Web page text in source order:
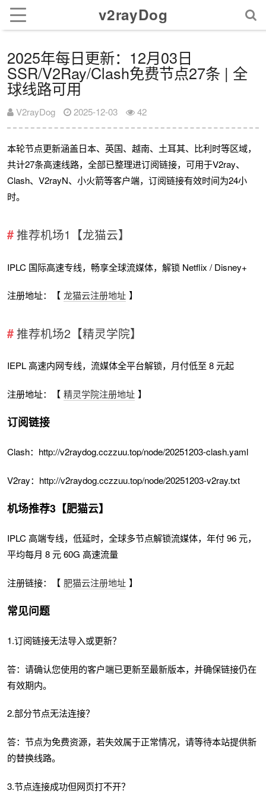
v2rayDog
2025年每日更新：12月03日
SSR/V2Ray/Clash免费节点27条 | 全
球线路可用
V2rayDog 2025-12-03 42
本轮节点更新涵盖日本、英国、越南、土耳其、比利时等区域，
共计27条高速线路，全部已整理进订阅链接，可用于V2ray、
Clash、V2rayN、小火箭等客户端，订阅链接有效时间为24小
时。
推荐机场1【龙猫云】
IPLC 国际高速专线，畅享全球流媒体，解锁 Netflix / Disney+
注册地址：【 龙猫云注册地址 】
推荐机场2【精灵学院】
IEPL 高速内网专线，流媒体全平台解锁，月付低至 8 元起
注册地址：【 精灵学院注册地址 】
订阅链接
Clash：http://v2raydog.cczzuu.top/node/20251203-clash.yaml
V2ray：http://v2raydog.cczzuu.top/node/20251203-v2ray.txt
机场推荐3【肥猫云】
IPLC 高端专线，低延时，全球多节点解锁流媒体，年付 96 元，
平均每月 8 元 60G 高速流量
注册链接：【 肥猫云注册地址 】
常见问题
1.订阅链接无法导入或更新？
答：请确认您使用的客户端已更新至最新版本，并确保链接仍在
有效期内。
2.部分节点无法连接？
答：节点为免费资源，若失效属于正常情况，请等待本站提供新
的替换线路。
3.节点连接成功但网页打不开？